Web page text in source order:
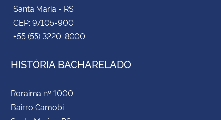
Santa Maria - RS
CEP: 97105-900
+55 (55) 3220-8000
HISTÓRIA BACHARELADO
Roraima nº 1000
Bairro Camobi